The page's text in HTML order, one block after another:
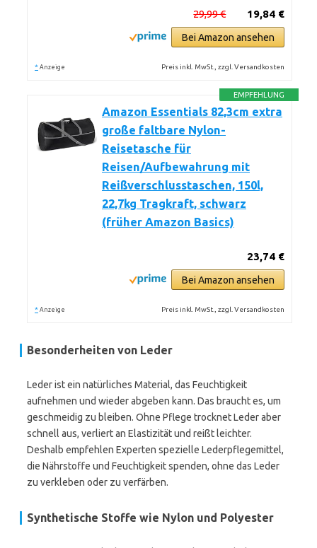
19,84 €
29,99 €
Bei Amazon ansehen
* Anzeige Preis inkl. MwSt., zzgl. Versandkosten
EMPFEHLUNG
Amazon Essentials 82,3cm extra
große faltbare Nylon-
Reisetasche für
Reisen/Aufbewahrung mit
Reißverschlusstaschen, 150l,
22,7kg Tragkraft, schwarz
(früher Amazon Basics)
23,74 €
Bei Amazon ansehen
* Anzeige Preis inkl. MwSt., zzgl. Versandkosten
Besonderheiten von Leder
Leder ist ein natürliches Material, das Feuchtigkeit
aufnehmen und wieder abgeben kann. Das braucht es, um
geschmeidig zu bleiben. Ohne Pflege trocknet Leder aber
schnell aus, verliert an Elastizität und reißt leichter.
Deshalb empfehlen Experten spezielle Lederpflegemittel,
die Nährstoffe und Feuchtigkeit spenden, ohne das Leder
zu verkleben oder zu verfärben.
Synthetische Stoffe wie Nylon und Polyester